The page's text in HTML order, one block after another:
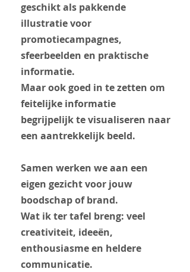
geschikt als pakkende
illustratie voor
promotiecampagnes,
sfeerbeelden en praktische
informatie.
Maar ook goed in te zetten om
feitelijke informatie
begrijpelijk te visualiseren naar
een aantrekkelijk beeld.
Samen werken we aan een
eigen gezicht voor jouw
boodschap of brand.
Wat ik ter tafel breng: veel
creativiteit, ideeën,
enthousiasme en heldere
communicatie.